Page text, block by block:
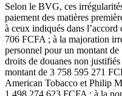
Selon le BVG, ces
paiement des matières
à ceux indiqués dans
706 FCFA ; à la majoration
personnel pour un montant
droits de douanes non
montant de 3 758 595 271
American Tobacco et Philip
1 498 274 623 FCFA ; à la